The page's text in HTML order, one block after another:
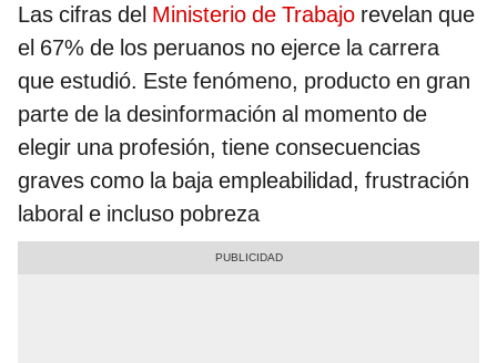
Las cifras del Ministerio de Trabajo revelan que
el 67% de los peruanos no ejerce la carrera
que estudió. Este fenómeno, producto en gran
parte de la desinformación al momento de
elegir una profesión, tiene consecuencias
graves como la baja empleabilidad, frustración
laboral e incluso pobreza